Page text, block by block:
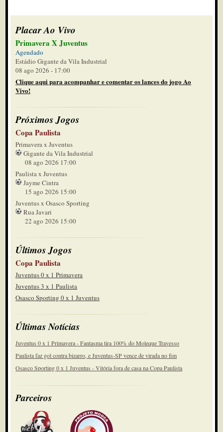
Placar Ao Vivo
Primavera X Juventus
Agendado
Estádio Gigante da Vila Industrial
08 ago 2026 - 17:00
Clique aqui para acompanhar e comentar os lances do jogo Ao
Vivo!
Próximos Jogos
Copa Paulista
Primavera x Juventus
Gigante da Vila Industrial
08 ago 2026 17:00
Paulista x Juventus
Jayme Cintra
15 ago 2026 15:00
Juventus x Osasco Sporting
Rua Javari
22 ago 2026 15:00
Últimos Jogos
Copa Paulista
Juventus 0 x 1 Primavera
Juventus 3 x 1 Paulista
Osasco Sporting 0 x 1 Juventus
Últimas Notícias
Juventus 0 x 1 Primavera - Fantasma tira 100% do Moleque Travesso
Paulista faz gol contra bizarro, e Juventus-SP vence de virada no fim
Osasco Sporting 0 x 1 Juventus - Vitória fora de casa na Copa Paulista
Parceiros